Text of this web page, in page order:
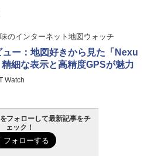
のインターネット地図ウォッチ
ュー：地図好きから見た「Nexu
細な表示と高精度GPSが魅力
Watch
フォローして最新記事をチ
ェック！